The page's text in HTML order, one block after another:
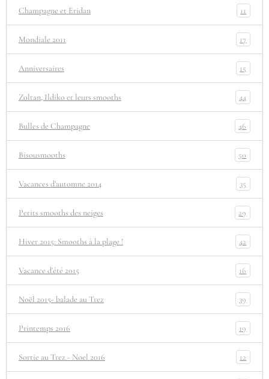
Champagne et Eridan 11
Mondiale 2011 17
Anniversaires 15
Zoltan, Ildiko et leurs smooths 44
Bulles de Champagne 46
Bisousmooths 50
Vacances d'automne 2014 35
Petits smooths des neiges 29
Hiver 2015: Smooths à la plage ! 42
Vacance d'été 2015 16
Noël 2015- balade au Trez 39
Printemps 2016 19
Sortie au Trez - Noel 2016 12